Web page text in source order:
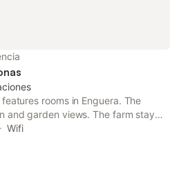
rooms in Enguera. The
and garden views. The farm stay
and a shared kitchen.
guests is also available at the
Wifi